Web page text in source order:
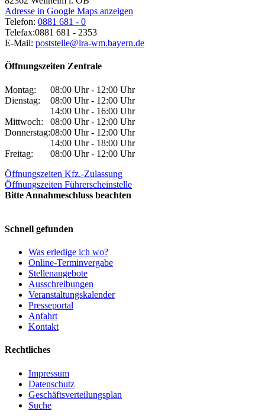
Adresse in Google Maps anzeigen
Telefon: 0881 681 - 0
Telefax:0881 681 - 2353
E-Mail: poststelle@lra-wm.bayern.de
Öffnungszeiten Zentrale
Montag:
08:00 Uhr - 12:00 Uhr
Dienstag:
08:00 Uhr - 12:00 Uhr
14:00 Uhr - 16:00 Uhr
Mittwoch:
08:00 Uhr - 12:00 Uhr
Donnerstag:08:00 Uhr - 12:00 Uhr
14:00 Uhr - 18:00 Uhr
Freitag:
08:00 Uhr - 12:00 Uhr
Öffnungszeiten Kfz.-Zulassung
Öffnungszeiten Führerscheinstelle
Bitte Annahmeschluss beachten
Schnell gefunden
Was erledige ich wo?
Online-Terminvergabe
Stellenangebote
Ausschreibungen
Veranstaltungskalender
Presseportal
Anfahrt
Kontakt
Rechtliches
Impressum
Datenschutz
Geschäftsverteilungsplan
Suche